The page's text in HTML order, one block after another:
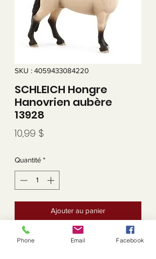
SKU : 4059433084220
SCHLEICH Hongre
Hanovrien aubère
13928
10,99 $
Quantité *
Ajouter au panier
HORSE CLUB Hongre Hanovrien
Phone Email Facebook